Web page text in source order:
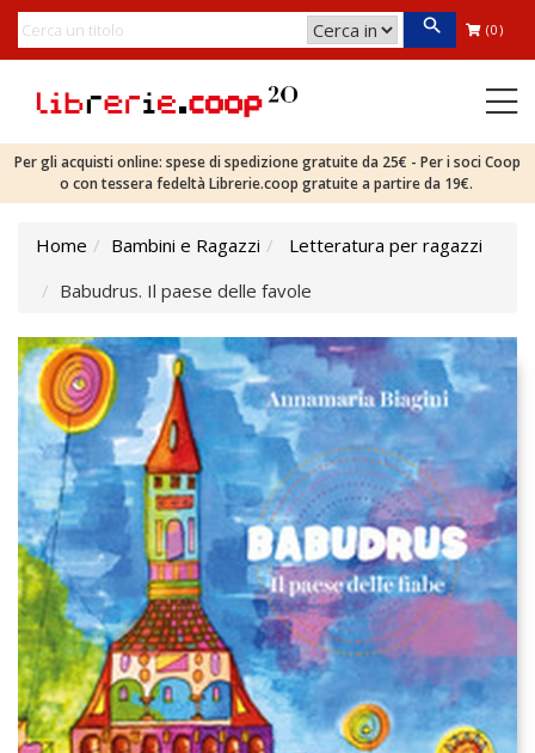
(0)
Per gli acquisti online: spese di spedizione gratuite da 25€ - Per i soci Coop
o con tessera fedeltà Librerie.coop gratuite a partire da 19€.
Home Bambini e Ragazzi
Letteratura per ragazzi
Babudrus. Il paese delle favole